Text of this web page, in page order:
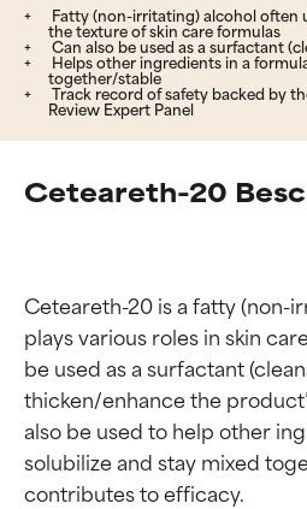
Fatty (non-irritating) alcohol often
the texture of skin care formulas
Can also be used as a surfactant
Helps other ingredients in a
together/stable
Track record of safety backed by
Review Expert Panel
Ceteareth-20
Ceteareth-20 is a fatty (non-
plays various roles in skin
be used as a surfactant
thicken/enhance the
also be used to help other
solubilize and stay mixed
contributes to efficacy.